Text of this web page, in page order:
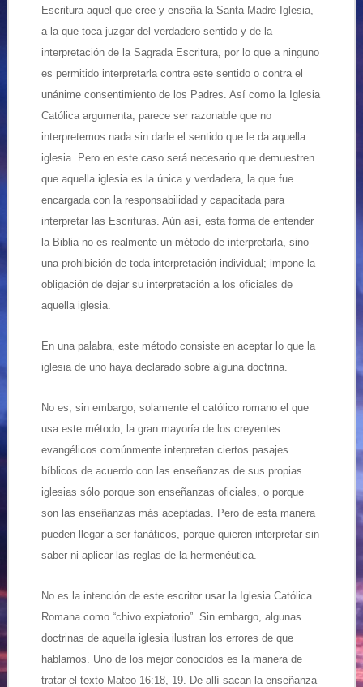
Escritura aquel que cree y enseña la Santa Madre Iglesia,
a la que toca juzgar del verdadero sentido y de la
interpretación de la Sagrada Escritura, por lo que a ninguno
es permitido interpretarla contra este sentido o contra el
unánime consentimiento de los Padres. Así como la Iglesia
Católica argumenta, parece ser razonable que no
interpretemos nada sin darle el sentido que le da aquella
iglesia. Pero en este caso será necesario que demuestren
que aquella iglesia es la única y verdadera, la que fue
encargada con la responsabilidad y capacitada para
interpretar las Escrituras. Aún así, esta forma de entender
la Biblia no es realmente un método de interpretarla, sino
una prohibición de toda interpretación individual; impone la
obligación de dejar su interpretación a los oficiales de
aquella iglesia.
En una palabra, este método consiste en aceptar lo que la
iglesia de uno haya declarado sobre alguna doctrina.
No es, sin embargo, solamente el católico romano el que
usa este método; la gran mayoría de los creyentes
evangélicos comúnmente interpretan ciertos pasajes
bíblicos de acuerdo con las enseñanzas de sus propias
iglesias sólo porque son enseñanzas oficiales, o porque
son las enseñanzas más aceptadas. Pero de esta manera
pueden llegar a ser fanáticos, porque quieren interpretar sin
saber ni aplicar las reglas de la hermenéutica.
No es la intención de este escritor usar la Iglesia Católica
Romana como “chivo expiatorio”. Sin embargo, algunas
doctrinas de aquella iglesia ilustran los errores de que
hablamos. Uno de los mejor conocidos es la manera de
tratar el texto Mateo 16:18, 19. De allí sacan la enseñanza